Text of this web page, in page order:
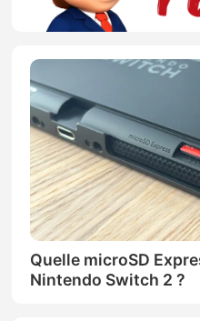
Quelle microSD
Nintendo Switch 2 ?